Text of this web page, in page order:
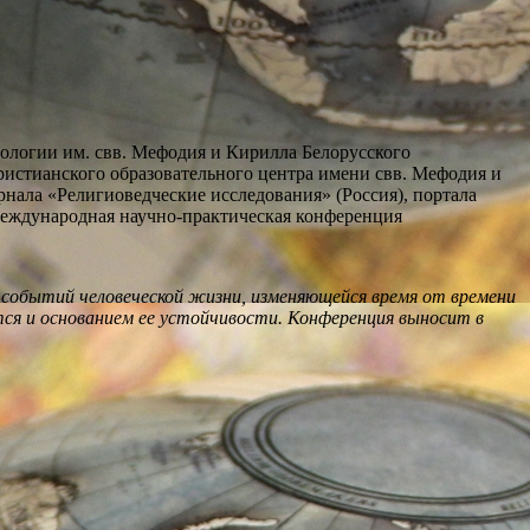
им. свв. Мефодия и Кирилла Белорусского
образовательного центра имени свв. Мефодия и
«Религиоведческие исследования» (Россия), портала
научно-практическая конференция
человеческой жизни, изменяющейся время от времени
и основанием ее устойчивости. Конференция выносит в